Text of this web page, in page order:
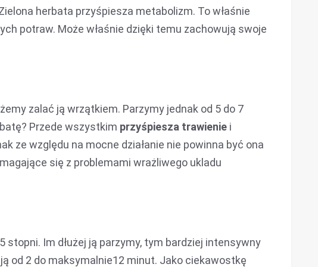
herbata przyśpiesza metabolizm. To właśnie
potraw. Może właśnie dzięki temu zachowują swoje
zalać ją wrzątkiem. Parzymy jednak od 5 do 7
Przede wszystkim przyśpiesza trawienie i
ze względu na mocne działanie nie powinna być ona
się z problemami wrażliwego ukladu
stopni. Im dłużej ją parzymy, tym bardziej intensywny
od 2 do maksymalnie12 minut. Jako ciekawostkę